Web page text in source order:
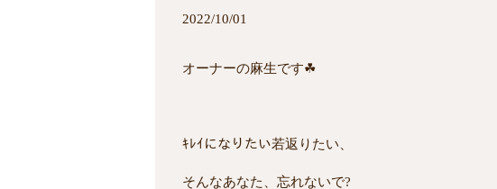
2022/10/01
オーナーの麻生です☘
ｷﾚｲになりたい若返りたい、
そんなあなた、忘れないで?